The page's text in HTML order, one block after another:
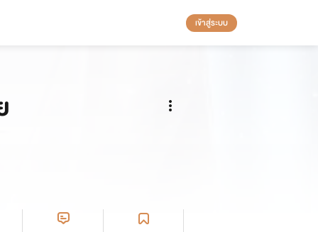
เข้าสู่ระบบ